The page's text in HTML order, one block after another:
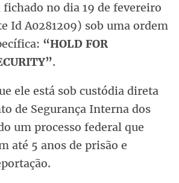
no dia 19 de fevereiro
Id A0281209) sob uma ordem
“HOLD FOR
.
ele está sob custódia direta
de Segurança Interna dos
um processo federal que
até 5 anos de prisão e